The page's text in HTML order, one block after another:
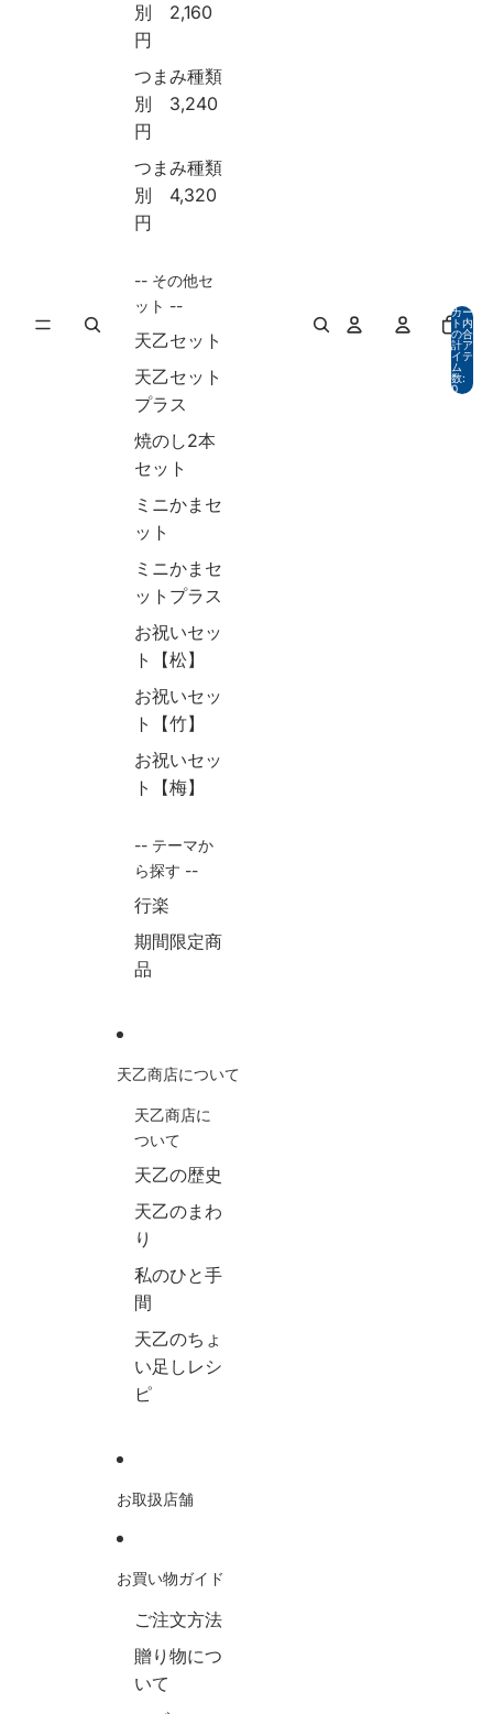
別 2,160
円
つまみ種類
別 3,240
円
つまみ種類
別 4,320
円
-- その他セ
ット --
天乙セット
天乙セット
プラス
焼のし2本
セット
ミニかまセ
ット
ミニかまセ
ットプラス
お祝いセッ
ト【松】
お祝いセッ
ト【竹】
お祝いセッ
ト【梅】
-- テーマか
ら探す --
行楽
期間限定商
品
天乙商店について
天乙商店に
ついて
天乙の歴史
天乙のまわ
り
私のひと手
間
天乙のちょ
い足しレシ
ピ
お取扱店舗
お買い物ガイド
ご注文方法
贈り物につ
いて
カー
ト内
の合
計ア
イテ
ム
数:
0